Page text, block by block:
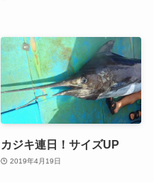
カジキ連日！サイズUP
2019年4月19日